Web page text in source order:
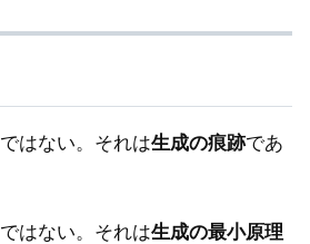
はない。それは生成の痕跡であ
はない。それは生成の最小原理